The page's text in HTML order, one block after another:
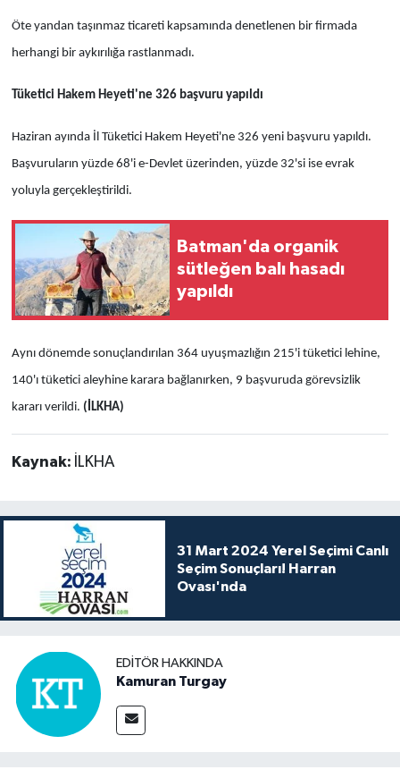
Öte yandan taşınmaz ticareti kapsamında denetlenen bir firmada
herhangi bir aykırılığa rastlanmadı.
Tüketici Hakem Heyeti'ne 326 başvuru yapıldı
Haziran ayında İl Tüketici Hakem Heyeti'ne 326 yeni başvuru yapıldı.
Başvuruların yüzde 68'i e-Devlet üzerinden, yüzde 32'si ise evrak
yoluyla gerçekleştirildi.
Batman'da organik
sütleğen balı hasadı
yapıldı
Aynı dönemde sonuçlandırılan 364 uyuşmazlığın 215'i tüketici lehine,
140'ı tüketici aleyhine karara bağlanırken, 9 başvuruda görevsizlik
kararı verildi. (İLKHA)
Kaynak: İLKHA
31 Mart 2024 Yerel Seçimi Canlı
Seçim Sonuçları! Harran
Ovası'nda
EDITÖR HAKKINDA
Kamuran Turgay